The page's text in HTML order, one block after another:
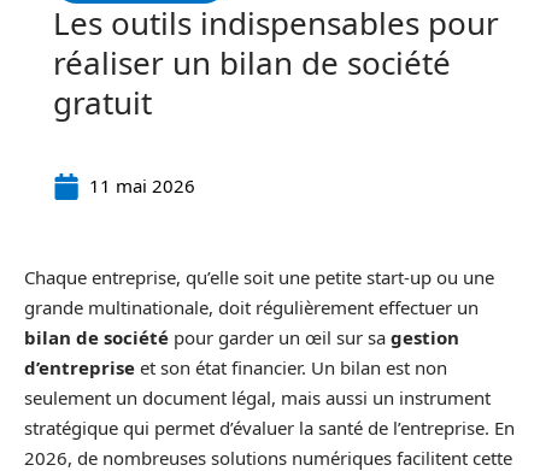
Les outils indispensables pour
réaliser un bilan de société
gratuit
11 mai 2026
Chaque entreprise, qu’elle soit une petite start-up ou une
grande multinationale, doit régulièrement effectuer un
bilan de société pour garder un œil sur sa gestion
d’entreprise et son état financier. Un bilan est non
seulement un document légal, mais aussi un instrument
stratégique qui permet d’évaluer la santé de l’entreprise. En
2026, de nombreuses solutions numériques facilitent cette